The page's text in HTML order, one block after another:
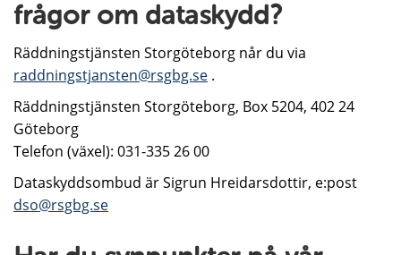
frågor om dataskydd?
Räddningstjänsten Storgöteborg når du via
raddningstjansten@rsgbg.se .
Räddningstjänsten Storgöteborg, Box 5204, 402 24
Göteborg
Telefon (växel): 031-335 26 00
Dataskyddsombud är Sigrun Hreidarsdottir, e:post
dso@rsgbg.se